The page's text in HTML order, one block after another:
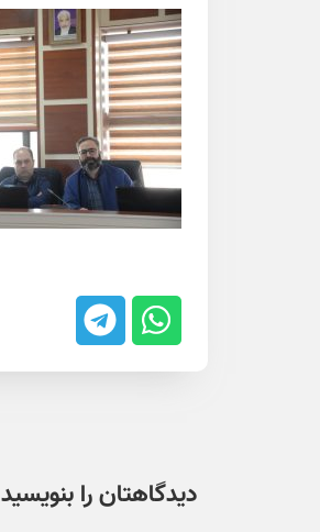
دیدگاهتان را بنویسید